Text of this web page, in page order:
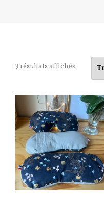
3 résultats affichés